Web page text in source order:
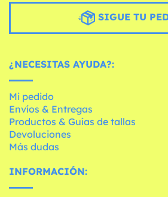
SIGUE TU
¿NECESITAS AYUDA?:
Mi pedido
Envíos & Entregas
Productos & Guías de tallas
Devoluciones
Más dudas
INFORMACIÓN: